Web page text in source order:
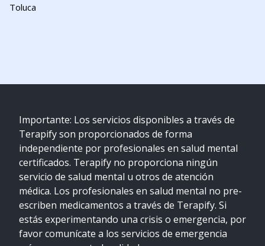
Toluca
Importante: Los servicios disponibles a través de
Terapify son proporcionados de forma
independiente por profesionales en salud mental
certificados. Terapify no proporciona ningún
servicio de salud mental u otros de atención
médica. Los profesionales en salud mental no pre-
escriben medicamentos a través de Terapify. Si
estás experimentando una crisis o emergencia, por
favor comunícate a los servicios de emergencia